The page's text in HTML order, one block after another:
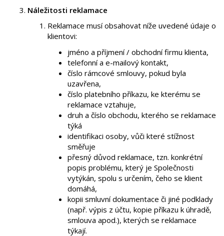
Náležitosti reklamace
Reklamace musí obsahovat níže uvedené údaje o
klientovi:
jméno a příjmení / obchodní firmu klienta,
telefonní a e-mailový kontakt,
číslo rámcové smlouvy, pokud byla
uzavřena,
číslo platebního příkazu, ke kterému se
reklamace vztahuje,
druh a číslo obchodu, kterého se reklamace
týká
identifikaci osoby, vůči které stížnost
směřuje
přesný důvod reklamace, tzn. konkrétní
popis problému, který je Společnosti
vytýkán, spolu s určením, čeho se klient
domáhá,
kopii smluvní dokumentace či jiné podklady
(např. výpis z účtu, kopie příkazu k úhradě,
smlouva apod.), kterých se reklamace
týkají.